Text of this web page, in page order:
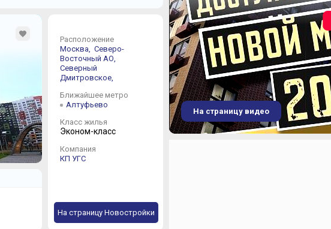
Расположение
Москва, Северо-
Восточный АО,
Северный
Дмитровское,
Ближайшее метро
Алтуфьево
Класс жилья
Эконом-класс
Компания
КП УГС
На страницу Новостройки
На страницу видео